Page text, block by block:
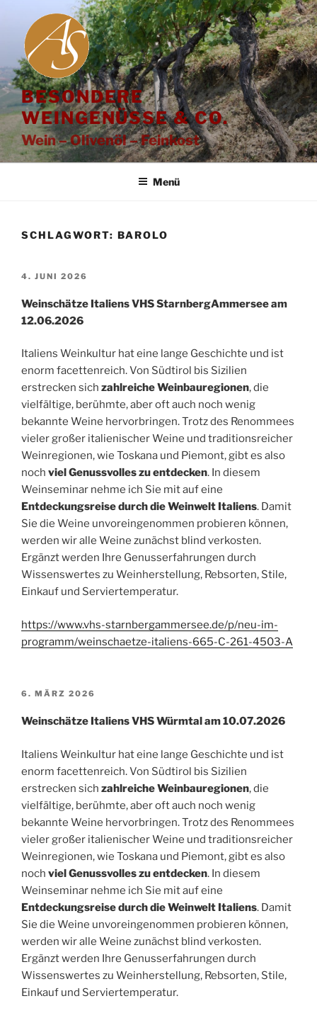
springen
BESONDERE
WEINGENÜSSE & CO.
Wein – Olivenöl – Feinkost
Menü
SCHLAGWORT: BAROLO
VERÖFFENTLICHT
4. JUNI 2026
Weinschätze Italiens VHS StarnbergAmmersee am
12.06.2026
Italiens Weinkultur hat eine lange Geschichte und ist
enorm facettenreich. Von Südtirol bis Sizilien
erstrecken sich zahlreiche Weinbauregionen, die
vielfältige, berühmte, aber oft auch noch wenig
bekannte Weine hervorbringen. Trotz des Renommees
vieler großer italienischer Weine und traditionsreicher
Weinregionen, wie Toskana und Piemont, gibt es also
noch viel Genussvolles zu entdecken. In diesem
Weinseminar nehme ich Sie mit auf eine
Entdeckungsreise durch die Weinwelt Italiens. Damit
Sie die Weine unvoreingenommen probieren können,
werden wir alle Weine zunächst blind verkosten.
Ergänzt werden Ihre Genusserfahrungen durch
Wissenswertes zu Weinherstellung, Rebsorten, Stile,
Einkauf und Serviertemperatur.
https://www.vhs-starnbergammersee.de/p/neu-im-
programm/weinschaetze-italiens-665-C-261-4503-A
VERÖFFENTLICHT
6. MÄRZ 2026
Weinschätze Italiens VHS Würmtal am 10.07.2026
Italiens Weinkultur hat eine lange Geschichte und ist
enorm facettenreich. Von Südtirol bis Sizilien
erstrecken sich zahlreiche Weinbauregionen, die
vielfältige, berühmte, aber oft auch noch wenig
bekannte Weine hervorbringen. Trotz des Renommees
vieler großer italienischer Weine und traditionsreicher
Weinregionen, wie Toskana und Piemont, gibt es also
noch viel Genussvolles zu entdecken. In diesem
Weinseminar nehme ich Sie mit auf eine
Entdeckungsreise durch die Weinwelt Italiens. Damit
Sie die Weine unvoreingenommen probieren können,
werden wir alle Weine zunächst blind verkosten.
Ergänzt werden Ihre Genusserfahrungen durch
Wissenswertes zu Weinherstellung, Rebsorten, Stile,
Einkauf und Serviertemperatur.